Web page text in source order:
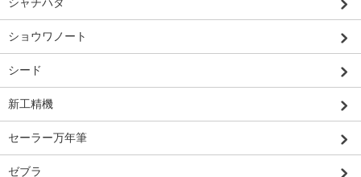
ショウワノート
シード
新工精機
セーラー万年筆
ゼブラ